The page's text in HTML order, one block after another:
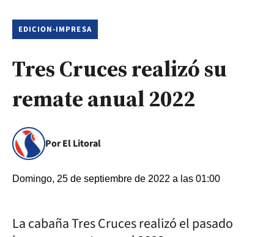
EDICION-IMPRESA
Tres Cruces realizó su
remate anual 2022
Por El Litoral
Domingo, 25 de septiembre de 2022 a las 01:00
La cabaña Tres Cruces realizó el pasado